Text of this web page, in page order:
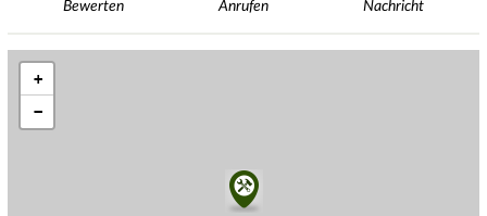
Bewerten Anrufen Nachricht
+
−